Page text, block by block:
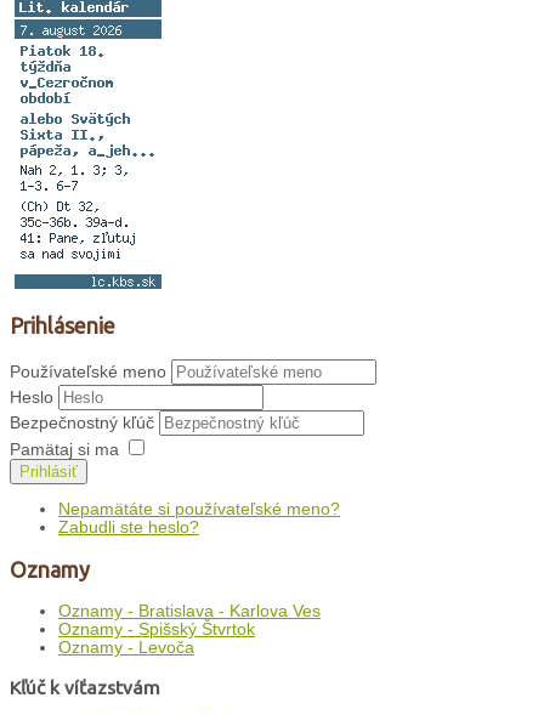
Prihlásenie
Používateľské meno
Heslo
Bezpečnostný kľúč
Pamätaj si ma
Prihlásiť
Nepamätáte si používateľské meno?
Zabudli ste heslo?
Oznamy
Oznamy - Bratislava - Karlova Ves
Oznamy - Spišský Štvrtok
Oznamy - Levoča
Kľúč k víťazstvám